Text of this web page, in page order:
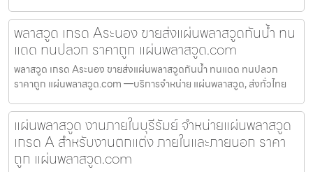
พลาสวูด เกรด Aระนอง ขายส่งแผ่นพลาสวูดกันน้ำ ทน
แดด ทนปลวก ราคาถูก แผ่นพลาสวูด.com
พลาสวูด เกรด Aระนอง ขายส่งแผ่นพลาสวูดกันน้ำ ทนแดด ทนปลวก
ราคาถูก แผ่นพลาสวูด.com —บริการจำหน่าย แผ่นพลาสวูด, ส่งทั่วไทย
แผ่นพลาสวูด งานภายในบุรีรัมย์ จำหน่ายแผ่นพลาสวูด
เกรด A สำหรับงานตกแต่ง ภายในและภายนอก ราคา
ถูก แผ่นพลาสวูด.com